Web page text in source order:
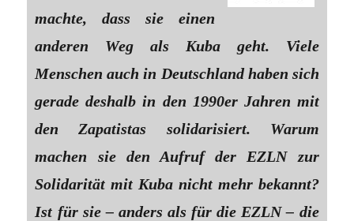
machte, dass sie einen
anderen Weg als Kuba geht. Viele
Menschen auch in Deutschland haben sich
gerade deshalb in den 1990er Jahren mit
den Zapatistas solidarisiert. Warum
machen sie den Aufruf der EZLN zur
Solidarität mit Kuba nicht mehr bekannt?
Ist für sie – anders als für die EZLN – die